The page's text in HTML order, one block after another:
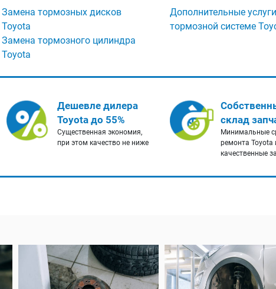
Замена тормозных дисков
Toyota
Дополнительные
тормозной системе
Замена тормозного цилиндра
Toyota
Дешевле дилера
Toyota до 55%
Существенная экономия,
при этом качество не ниже
склад
Минимальные
ремонта Toyota
качественные